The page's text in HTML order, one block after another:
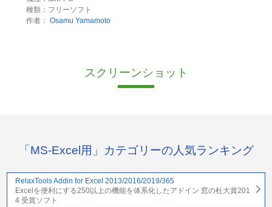
種類：フリーソフト
作者： Osamu Yamamoto
スクリーンショット
「MS-Excel用」カテゴリーの人気ランキング
RelaxTools Addin for Excel 2013/2016/2019/365
Excelを便利にする250以上の機能を体系化したアドイン 窓の杜大賞201
4 受賞ソフト